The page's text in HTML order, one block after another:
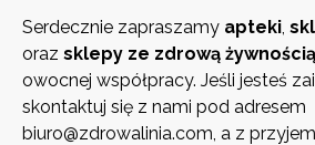
Serdecznie zapraszamy apteki
oraz sklepy ze zdrową żywnością
owocnej współpracy. Jeśli jesteś
skontaktuj się z nami pod adresem
biuro@zdrowalinia.com, a z